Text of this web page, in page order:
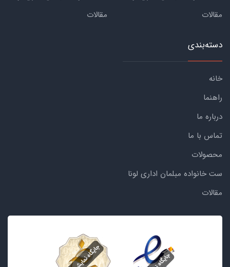
مقالات
مقالات
دسته‌بندی
خانه
راهنما
درباره ما
تماس با ما
محصولات
ست خانواده مبلمان اداری لونا
مقالات